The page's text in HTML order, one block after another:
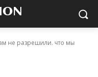
не разрешили. что мы